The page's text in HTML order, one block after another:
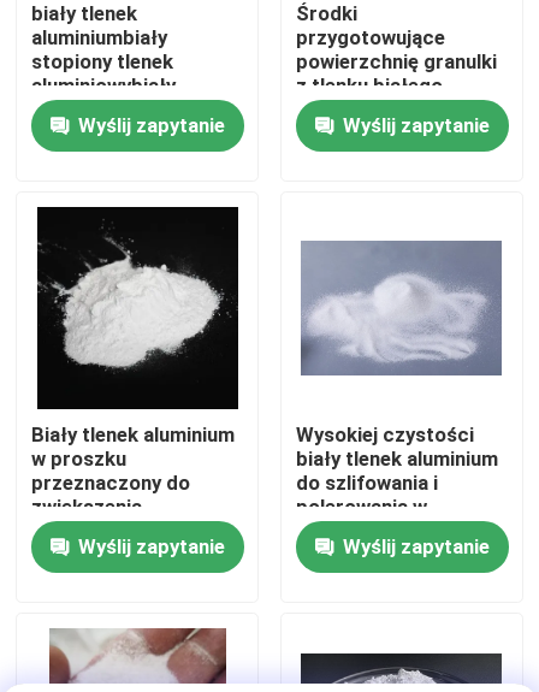
Produkty
O nas
Wycieczka po fabryce
Kontrola jakości
Skontaktuj się z nami
Poprosić o wycenę
Ceramiczne środki do piaskowania
Ceramiczne ścierniwo do piaskowania
biały tlenek
aluminiumbiały
stopiony tlenek
aluminiowybiały
korund ścierającybiały
ziarno tlenku
aluminium
Wyślij zapytanie
Środki
przygotowujące
powierzchnię granulki
z tlenku białego
aluminium
Wyślij zapytanie
Biały tlenek aluminium
w proszku
przeznaczony do
zwiększenia
wydajności
polerowania w
przemyśle soczewek
półprzewodników
Wyślij zapytanie
Wysokiej czystości
biały tlenek aluminium
do szlifowania i
polerowania w
silnikach lotniczych i
elektronikach
Wyślij zapytanie